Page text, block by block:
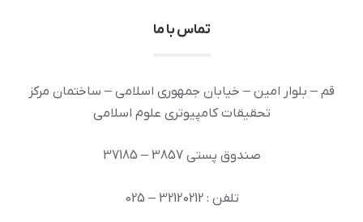
تماس با ما
قم – بلوار امین – خیابان جمهوری اسلامی – ساختمان مرکز
تحقیقات کامپیوتری علوم اسلامی
صندوق پستی 3857 – 37185
تلفن : 32120212 – 025